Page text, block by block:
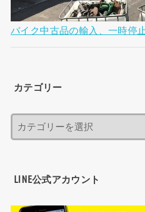
バイク中古品の輸入、一時停
カテゴリー
LINE公式アカウント